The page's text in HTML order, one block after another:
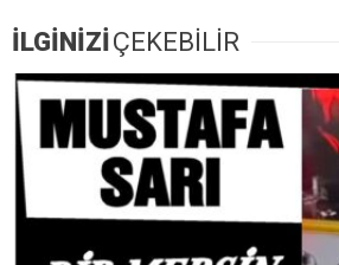
İLGİNİZİÇEKEBİLİR